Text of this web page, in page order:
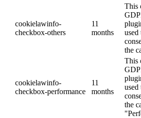
cookielawinfo-
checkbox-others
11
months
This
used
the
cookielawinfo-
checkbox-performance
11
months
This
used
the